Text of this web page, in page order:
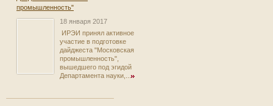
промышленность"
18 января 2017
ИРЭИ принял активное
участие в подготовке
дайджеста "Московская
промышленность",
вышедшего под эгидой
Департамента науки,...